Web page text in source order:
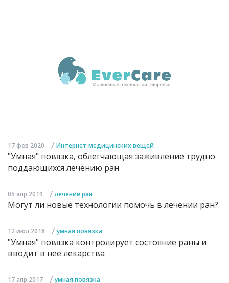
17 фев 2020 / Интернет медицинских вещей
"Умная" повязка, облегчающая заживление трудно
поддающихся лечению ран
05 апр 2019 / лечение ран
Могут ли новые технологии помочь в лечении ран?
12 июл 2018 / умная повязка
"Умная" повязка контролирует состояние раны и
вводит в нее лекарства
17 апр 2017 / умная повязка